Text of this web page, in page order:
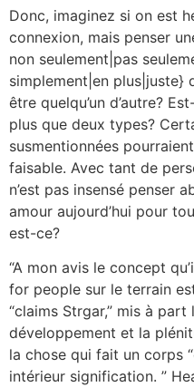
Donc, imaginez si on est
connexion, mais penser
non seulement|pas
simplement|en plus|juste}
être quelqu’un d’autre?
plus que deux types?
susmentionnées
faisable. Avec tant de
n’est pas insensé penser
amour aujourd’hui pour
est-ce?
“A mon avis le concept
for people sur le terrain
“claims Strgar,” mis à
développement et la
la chose qui fait un corps
intérieur signification. ”